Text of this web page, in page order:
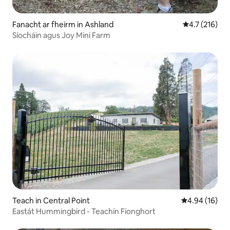
Fanacht ar fheirm in Ashland Meánrátáil
4.7 (216)
Síocháin agus Joy Mini Farm
Teach in Central Point Meánrátáil
4.94 (16)
Eastát Hummingbird - Teachín Fíonghort